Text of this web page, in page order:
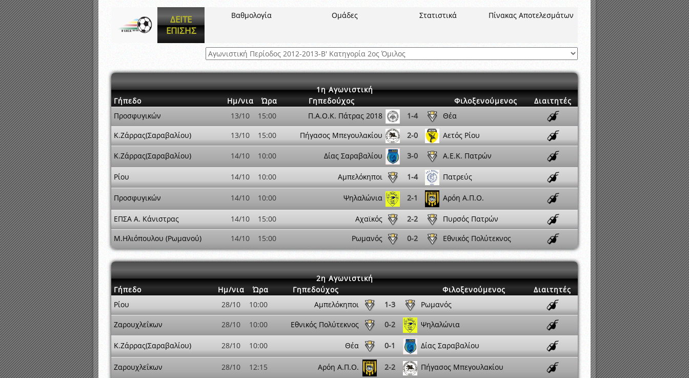
Καταρτισμός ομάδων ανα όμιλο
Κληρώσεις Πρωταθλημάτων και Κυπέλλου 2015-2016
Αναβολή αγώνων λόγω καιρικών συνθηκών
ΔΕΙΤΕ
ΕΠΙΣΗΣ
Βαθμολογία Ομάδες Στατιστικά Πίνακας Αποτελεσμάτων
1η Αγωνιστική
Γήπεδο
Ημ/νια Ώρα Γηπεδούχος Φιλοξενούμενος
Διαιτητές
Προσφυγικών
13/10 15:00 Π.Α.Ο.Κ. Πάτρας 2018 1-4
Θέα
Κ.Ζάρρας(Σαραβαλίου)
13/10 15:00 Πήγασος Μπεγουλακίου 2-0 Αετός Ρίου
Κ.Ζάρρας(Σαραβαλίου) 14/10 10:00 Δίας Σαραβαλίου 3-0 Α.Ε.Κ. Πατρών
Ρίου 14/10 10:00 Αμπελόκηποι 1-4 Πατρεύς
Προσφυγικών 14/10 10:00 Ψηλαλώνια 2-1 Αρόη Α.Π.Ο.
ΕΠΣΑ Α. Κάνιστρας 14/10 15:00 Αχαϊκός 2-2
Πυρσός Πατρών
Μ.Ηλιόπουλου (Ρωμανού)
14/10 15:00 Ρωμανός 0-2 Εθνικός Πολύτεκνος
2η Αγωνιστική
Γήπεδο
Ημ/νια Ώρα Γηπεδούχος Φιλοξενούμενος
Διαιτητές
Ρίου
28/10 10:00 Αμπελόκηποι 1-3 Ρωμανός
Ζαρουχλεΐκων 28/10 10:00 Εθνικός Πολύτεκνος 0-2 Ψηλαλώνια
Κ.Ζάρρας(Σαραβαλίου) 28/10 10:00 Θέα 0-1 Δίας Σαραβαλίου
Ζαρουχλεΐκων 28/10 12:15 Αρόη Α.Π.Ο. 2-2 Πήγασος Μπεγουλακίου